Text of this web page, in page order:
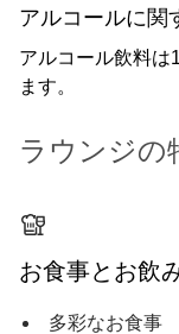
アルコールに関
アルコール飲料は
ます。
ラウンジの
お食事とお飲
多彩なお食事